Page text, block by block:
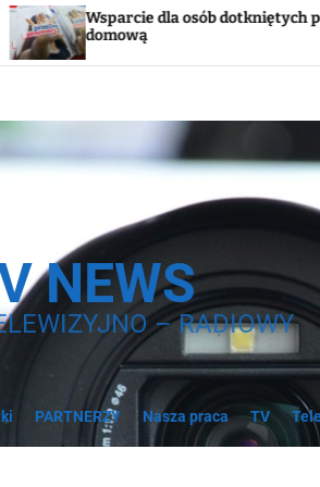
dotkniętych przemocą
NEWS
– RADIOWY
PARTNERZY Nasza praca TV